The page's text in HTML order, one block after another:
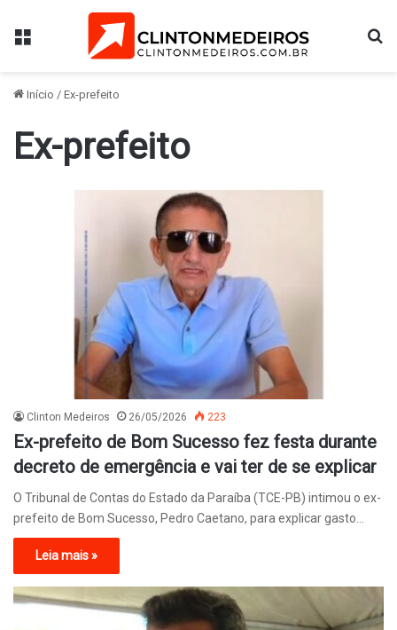
Menu
Início / Ex-prefeito
Ex-prefeito
Clinton Medeiros 26/05/2026 223
Ex-prefeito de Bom Sucesso fez festa durante
decreto de emergência e vai ter de se explicar
O Tribunal de Contas do Estado da Paraíba (TCE-PB) intimou o ex-
prefeito de Bom Sucesso, Pedro Caetano, para explicar gasto…
Leia mais »